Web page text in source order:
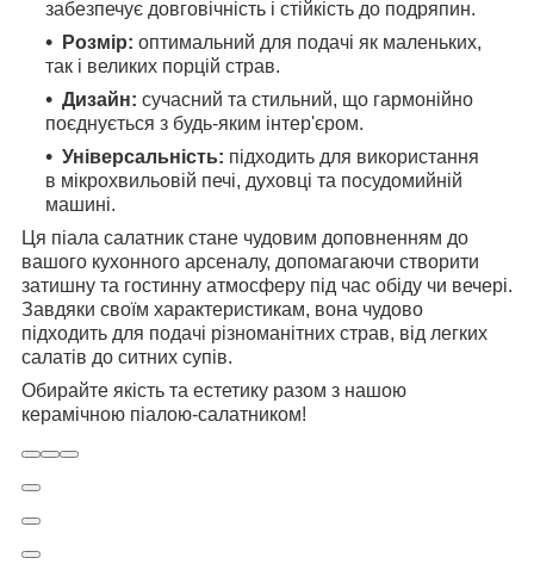
забезпечує довговічність і стійкість до подряпин.
Розмір: оптимальний для подачі як маленьких,
так і великих порцій страв.
Дизайн: сучасний та стильний, що гармонійно
поєднується з будь-яким інтер'єром.
Універсальність: підходить для використання
в мікрохвильовій печі, духовці та посудомийній
машині.
Ця піала салатник стане чудовим доповненням до
вашого кухонного арсеналу, допомагаючи створити
затишну та гостинну атмосферу під час обіду чи вечері.
Завдяки своїм характеристикам, вона чудово
підходить для подачі різноманітних страв, від легких
салатів до ситних супів.
Обирайте якість та естетику разом з нашою
керамічною піалою-салатником!